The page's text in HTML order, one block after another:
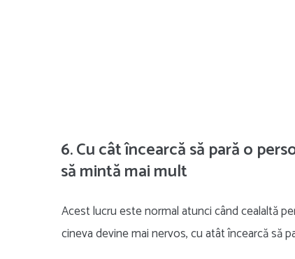
6. Cu cât încearcă să pară o
să mintă mai mult
Acest lucru este normal atunci când cealaltă
cineva devine mai nervos, cu atât încearcă să